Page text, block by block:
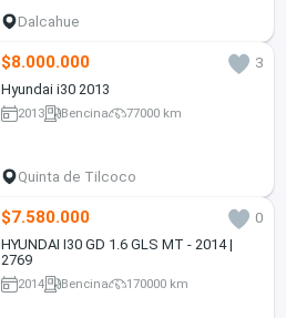
Dalcahue
$8.000.000
3
Hyundai i30 2013
2013 Bencina 77000 km
Quinta de Tilcoco
$7.580.000
0
HYUNDAI I30 GD 1.6 GLS MT - 2014 |
2769
2014 Bencina 170000 km